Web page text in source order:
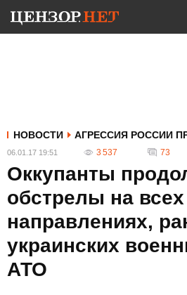
НОВОСТИ АГРЕССИЯ РОССИИ
06.01.17 19:51 3 537 73
Оккупанты
обстрелы на всех
направлениях,
украинских
АТО